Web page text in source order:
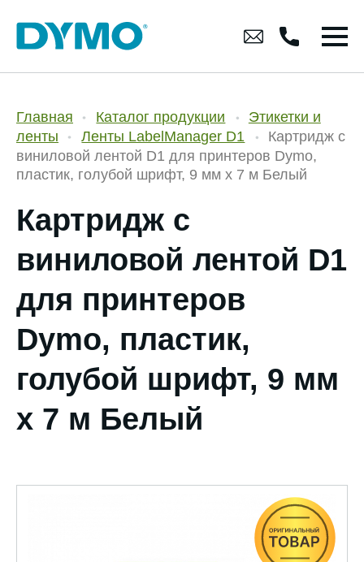
Главная Каталог продукции
Этикетки и
ленты
Ленты LabelManager D1
Картридж с
виниловой лентой D1 для принтеров Dymo,
пластик, голубой шрифт, 9 мм х 7 м Белый
Картридж с
виниловой лентой D1
для принтеров
Dymo, пластик,
голубой шрифт, 9 мм
х 7 м Белый